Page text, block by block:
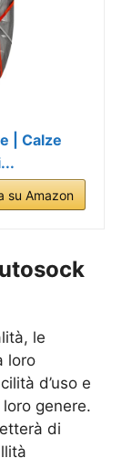
| Calze
su Amazon
le
loro
d’uso e
genere.
di